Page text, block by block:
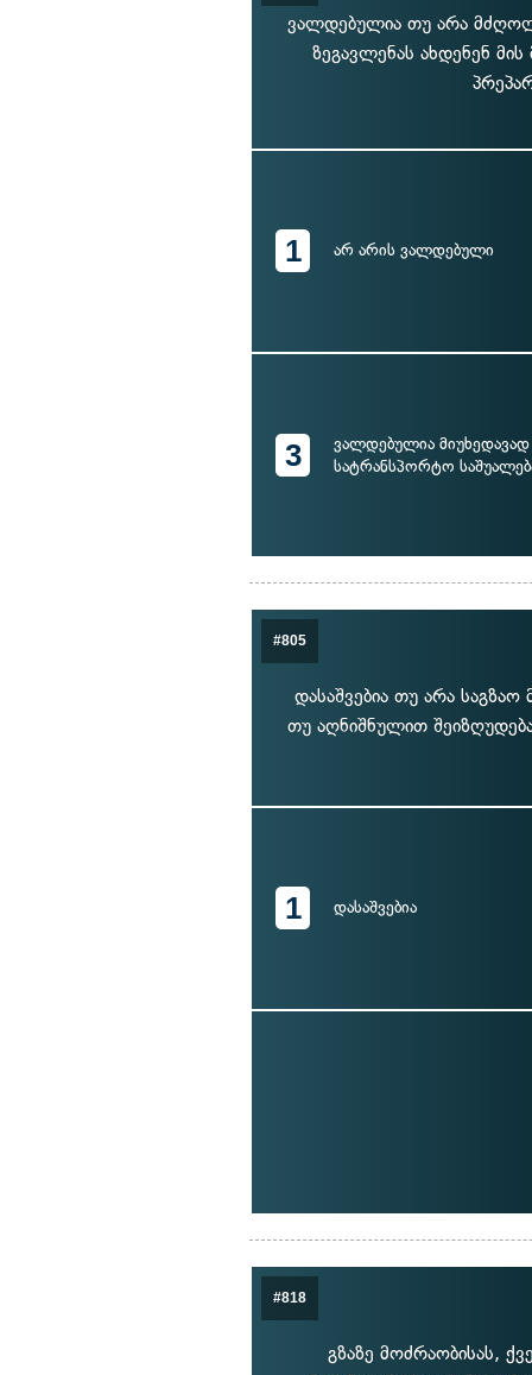
ვალდებულია თუ არა
ზეგავლენას ახდენენ
1 არ არის ვალდებული
3
ვალდებულია
სატრანსპორტო
#805
დასაშვებია თუ არა
თუ აღნიშნულით
1 დასაშვებია
#818
გზაზე მოძრაობისას,